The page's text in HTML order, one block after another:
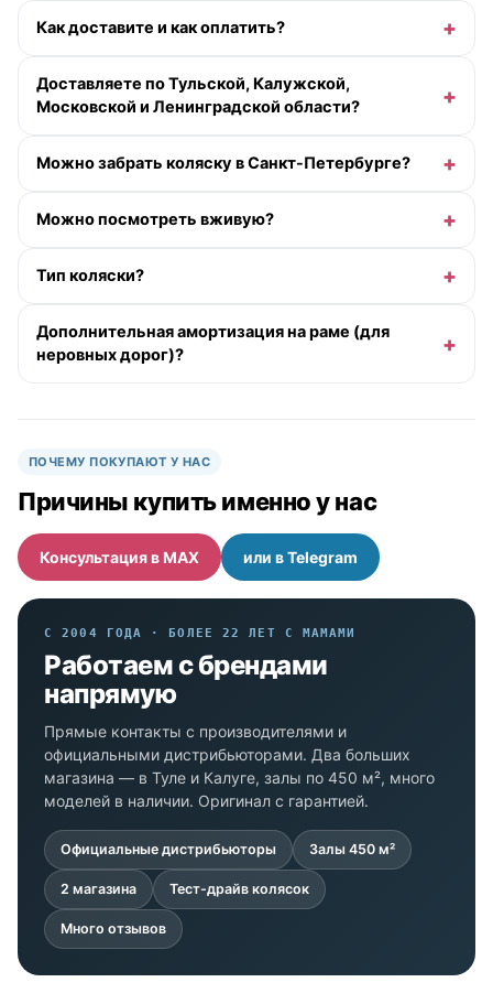
Как доставите и как оплатить?
Доставляете по Тульской, Калужской,
Московской и Ленинградской области?
Можно забрать коляску в Санкт-Петербурге?
Можно посмотреть вживую?
Тип коляски?
Дополнительная амортизация на раме (для
неровных дорог)?
ПОЧЕМУ ПОКУПАЮТ У НАС
Причины купить именно у нас
Консультация в MAX или в Telegram
С 2004 ГОДА · БОЛЕЕ 22 ЛЕТ С МАМАМИ
Работаем с брендами
напрямую
Прямые контакты с производителями и
официальными дистрибьюторами. Два больших
магазина — в Туле и Калуге, залы по 450 м², много
моделей в наличии. Оригинал с гарантией.
Официальные дистрибьюторы Залы 450 м²
2 магазина Тест-драйв колясок
Много отзывов